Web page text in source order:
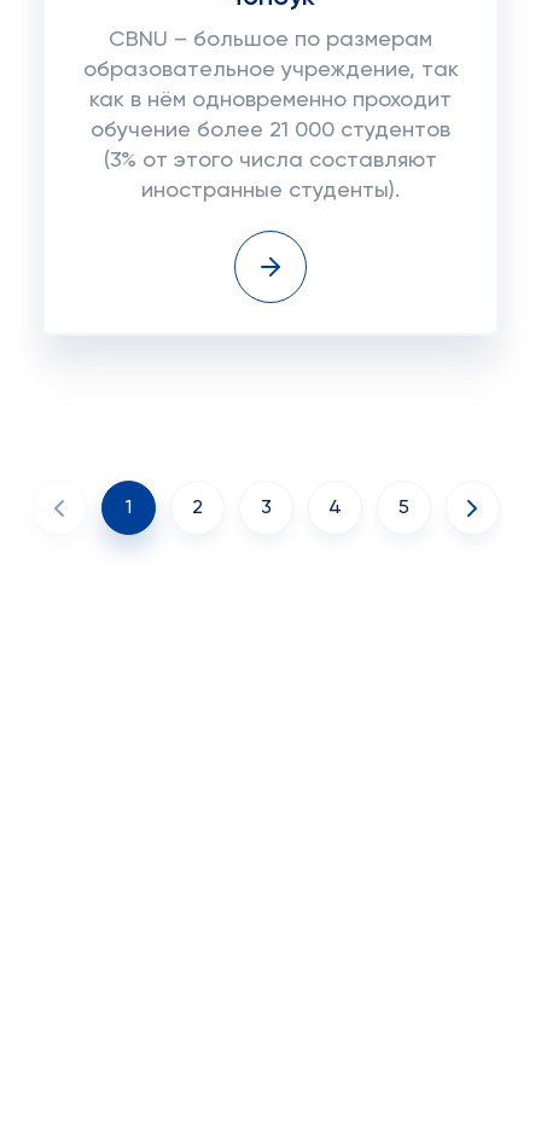
CBNU – большое по размерам
образовательное учреждение, так
как в нём одновременно проходит
обучение более 21 000 студентов
(3% от этого числа составляют
иностранные студенты).
1 2 3 4 5